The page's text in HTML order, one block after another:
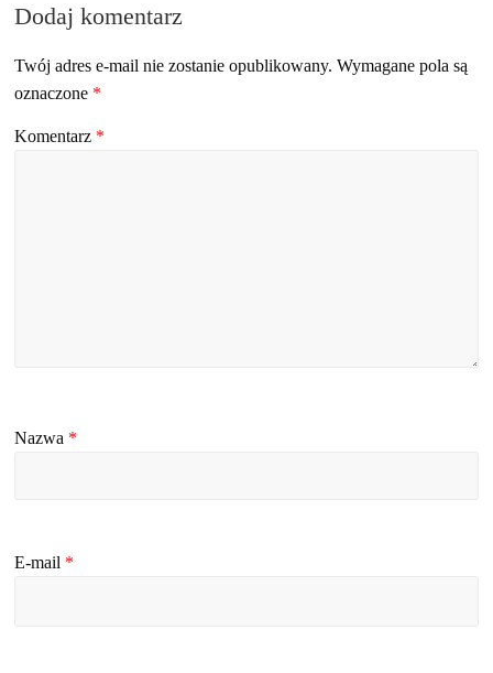
Dodaj komentarz
Twój adres e-mail nie zostanie opublikowany. Wymagane pola są
oznaczone *
Komentarz *
Nazwa *
E-mail *